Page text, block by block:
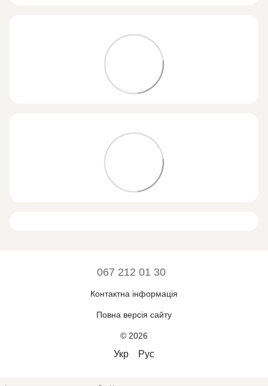
067 212 01 30
Контактна інформація
Повна версія сайту
© 2026
Укр Рус